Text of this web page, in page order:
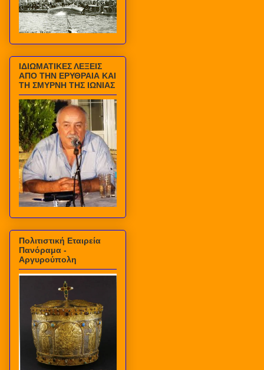
ΙΔΙΩΜΑΤΙΚΕΣ ΛΕΞΕΙΣ
ΑΠΟ ΤΗΝ ΕΡΥΘΡΑΙΑ ΚΑΙ
ΤΗ ΣΜΥΡΝΗ ΤΗΣ ΙΩΝΙΑΣ
Πολιτιστική Εταιρεία
Πανόραμα -
Αργυρούπολη